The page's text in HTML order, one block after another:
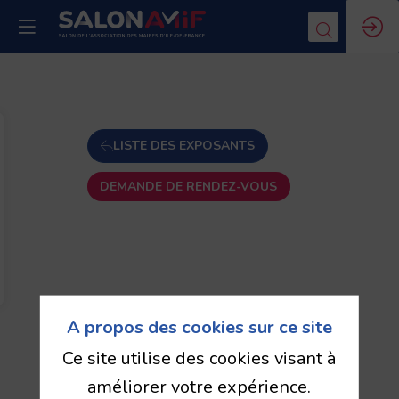
LISTE DES EXPOSANTS
DEMANDE DE RENDEZ-VOUS
A propos des cookies sur ce site
Ce site utilise des cookies visant à
améliorer votre expérience.